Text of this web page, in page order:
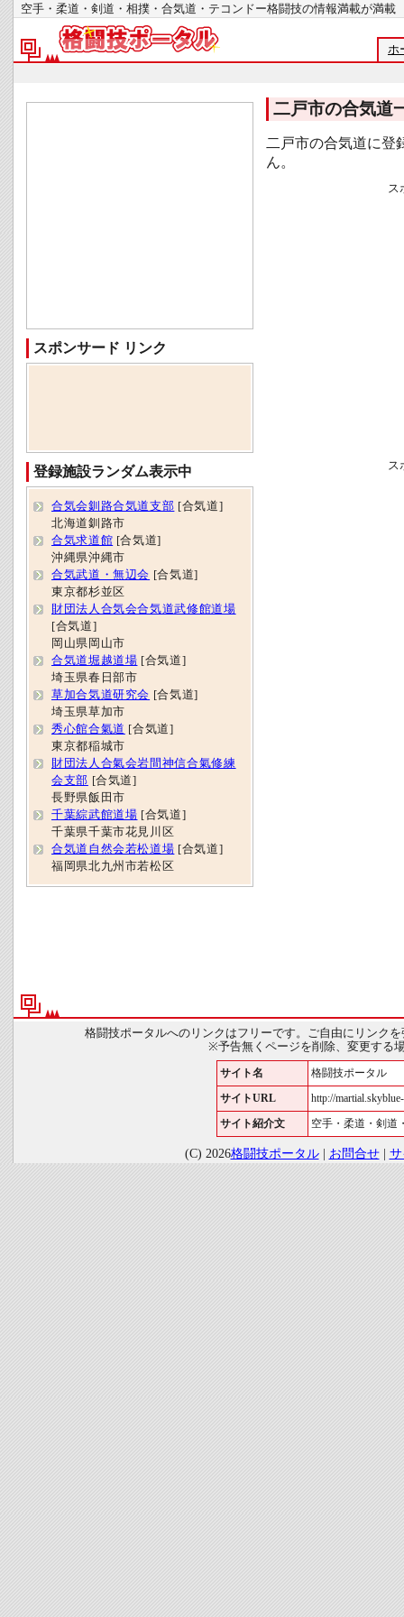
空手・柔道・剣道・相撲・合気道・テコンドー格闘技の情報満載が
ホ
二戸市の合気道
二戸市の合気道に登
ん。
ス
ス
スポンサード リンク
登録施設ランダム表示中
合気会釧路合気道支部 [合気道]
北海道釧路市
合気求道館 [合気道]
沖縄県沖縄市
合気武道・無辺会 [合気道]
東京都杉並区
財団法人合気会合気道武修館道場
[合気道]
岡山県岡山市
合気道堀越道場 [合気道]
埼玉県春日部市
草加合気道研究会 [合気道]
埼玉県草加市
秀心館合氣道 [合気道]
東京都稲城市
財団法人合氣会岩間神信合氣修練
会支部 [合気道]
長野県飯田市
千葉綜武館道場 [合気道]
千葉県千葉市花見川区
合気道自然会若松道場 [合気道]
福岡県北九州市若松区
格闘技ポータルへのリンクはフリーです。ご自由にリンク
※予告無くページを削除、変更する
サイト名 格闘技ポータル
サイトURL http://
サイト紹介文 空手・柔道・剣道
(C) 2026格闘技ポータル| お問合せ|